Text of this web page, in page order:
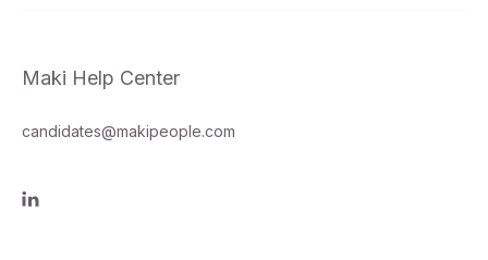
Maki Help Center
candidates@makipeople.com